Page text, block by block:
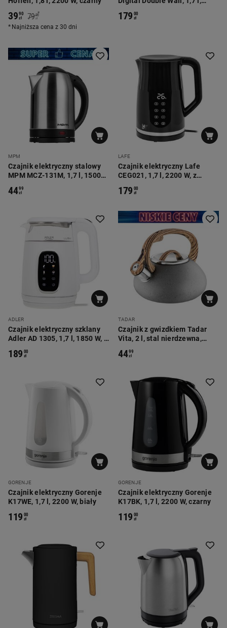
3990
zł 79 90
zł
*
Najniższa cena z 30 dni
termoregulacją
179 00
zł
MPM
Czajnik elektryczny stalowy
MPM MCZ-131M, 1,7 l, 1500
4499
zł
LAFE
Czajnik elektryczny Lafe
CEG021, 1,7 l, 2200 W, z
podwójnymi ściankami
179 00
zł
ADLER
Czajnik elektryczny szklany
Adler AD 1305, 1,7 l, 1850 W, z
wyświetlaczem LED, biały
189 00
zł
TADAR
Czajnik z gwizdkiem Tadar
Vita, 2 l, stal nierdzewna,
4499
zł
GORENJE
Czajnik elektryczny Gorenje
K17WE, 1,7 l, 2200 W, biały
119 00
zł
GORENJE
Czajnik elektryczny Gorenje
K17BK, 1,7 l, 2200 W, czarny
119 00
zł